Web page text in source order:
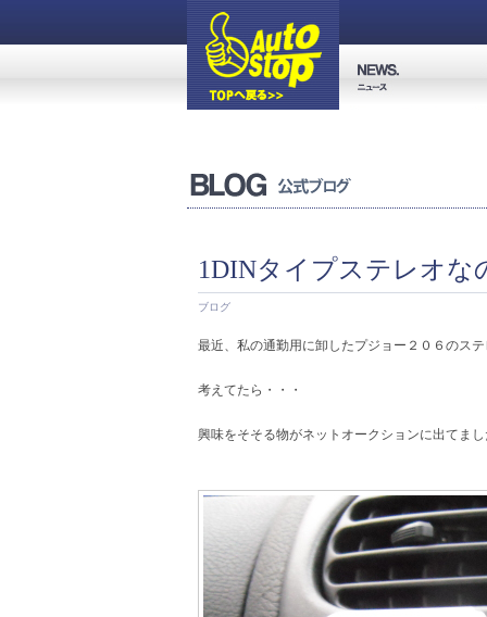
1DINタイプステレオな
ブログ
最近、私の通勤用に卸したプジョー２０６のス
考えてたら・・・
興味をそそる物がネットオークションに出てま